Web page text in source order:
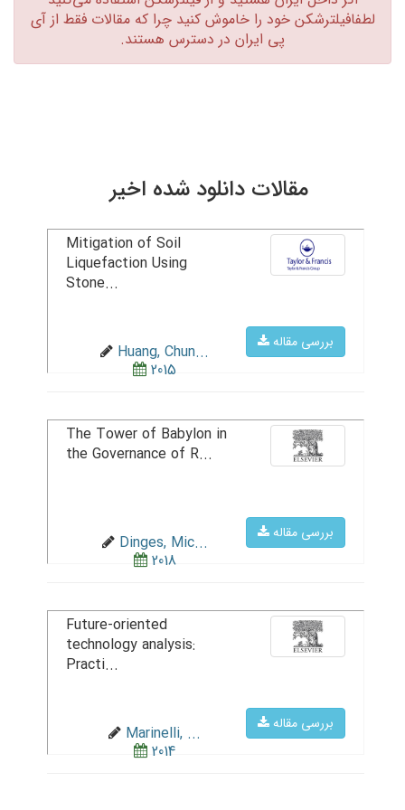
لطفافیلترشکن خود را خاموش کنید چرا که مقالات فقط از آی
پی ایران در دسترس هستند.‏
مقالات دانلود شده اخیر
بررسی مقاله
Mitigation of Soil
Liquefaction Using
Stone...
Huang, Chun...
2015
بررسی مقاله
The Tower of Babylon in
the Governance of R...
Dinges, Mic...
2018
بررسی مقاله
Future-oriented
technology analysis:
Practi...
Marinelli, ...
2014